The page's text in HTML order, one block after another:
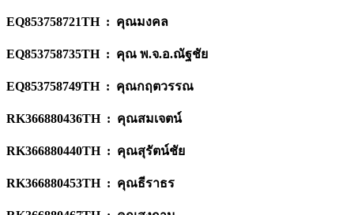
EQ853758721TH : คุณมงคล
EQ853758735TH : คุณ พ.จ.อ.ณัฐชัย
EQ853758749TH : คุณกฤตวรรณ
RK366880436TH : คุณสมเจตน์
RK366880440TH : คุณสุรัตน์ชัย
RK366880453TH : คุณธีราธร